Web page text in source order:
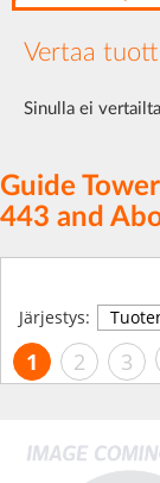
Guide
443 and
Järjestys:
Sivu
Luet
sivua
1 Sivu
2 Sivu
3
Vertaa
Sinulla ei